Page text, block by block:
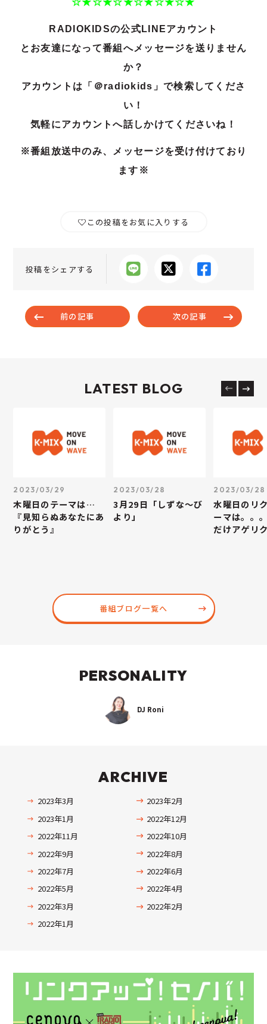
☆★☆★☆★☆★☆★☆★
RADIOKIDSの公式LINEアカウント
とお友達になって番組へメッセージを送りません
か？
アカウントは「＠radiokids」で検索してくださ
い！
気軽にアカウントへ話しかけてくださいね！
※番組放送中のみ、メッセージを受け付けており
ます※
この投稿をお気に入りする
投稿をシェアする
前の記事 次の記事
LATEST BLOG
2023/03/29
木曜日のテーマは…
『見知らぬあなたにあ
りがとう』
2023/03/28
3月29日「しずな～び
より」
2023/03/28
水曜日のリ
ーマは。。
だけアゲリ
番組ブログ一覧へ
PERSONALITY
DJ Roni
ARCHIVE
2023年3月
2023年2月
2023年1月
2022年12月
2022年11月
2022年10月
2022年9月
2022年8月
2022年7月
2022年6月
2022年5月
2022年4月
2022年3月
2022年2月
2022年1月